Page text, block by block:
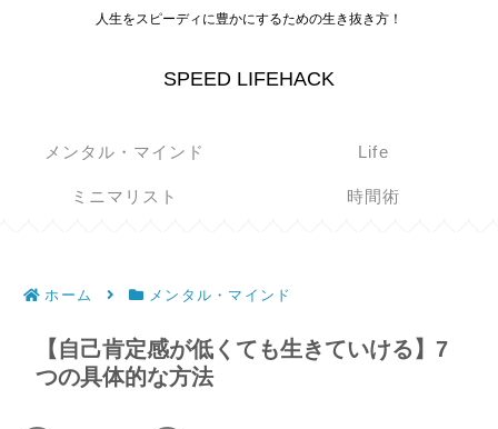
人生をスピーディに豊かにするための生き抜き方！
SPEED LIFEHACK
メンタル・マインド Life
ミニマリスト 時間術
ホーム メンタル・マインド
【自己肯定感が低くても生きていける】7
つの具体的な方法